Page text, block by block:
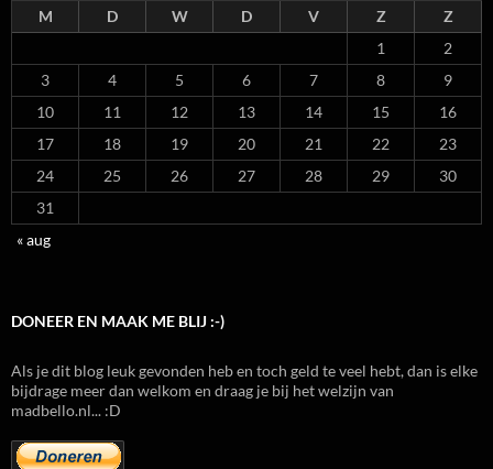
M D W D V Z
Z
1
2
3
4 5 6 7 8
9
10
11 12 13 14 15
16
17
18 19 20 21 22
23
24
25 26 27 28 29
30
31
« aug
DONEER EN MAAK ME BLIJ :-)
Als je dit blog leuk gevonden heb en toch geld te veel hebt, dan is elke
bijdrage meer dan welkom en draag je bij het welzijn van
madbello.nl... :D